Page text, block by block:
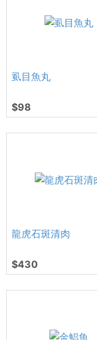
虱目魚丸
$98
龍虎石斑清肉
$430